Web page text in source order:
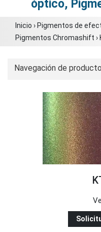
óptico,
Inicio › Pigmentos de
Pigmentos Chromashift ›
Navegación de